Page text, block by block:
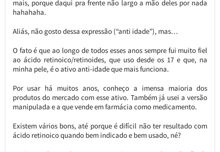
mais, porque daqui pra frente não largo a mão deles por nada
hahahaha.
Aliás, não gosto dessa expressão (“anti idade”), mas…
O fato é que ao longo de todos esses anos sempre fui muito fiel
ao ácido retinoico/retinoides, que uso desde os 17 e que, na
minha pele, é o ativo anti-idade que mais funciona.
Por usar há muitos anos, conheço a imensa maioria dos
produtos do mercado com esse ativo. Também já usei a versão
manipulada e a que vende em farmácia como medicamento.
Existem vários bons, até porque é difícil não ter resultado com
ácido retinoico quando bem indicado e bem usado, né?